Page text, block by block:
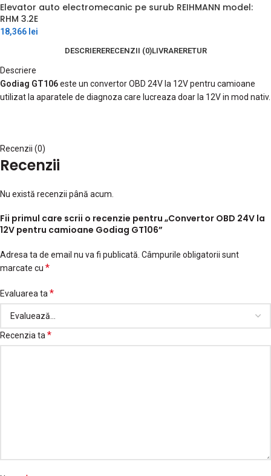
Elevator auto electromecanic pe surub REIHMANN model:
RHM 3.2E
18,366 lei
DESCRIERERECENZII (0)LIVRARERETUR
Descriere
Godiag GT106este un convertor OBD 24V la 12V pentru camioane
utilizat la aparatele de diagnoza care lucreaza doar la 12V in mod nativ.
Recenzii (0)
Recenzii
Nu există recenzii până acum.
Fii primul care scrii o recenzie pentru „Convertor OBD 24V la
12V pentru camioane Godiag GT106”
Adresa ta de email nu va fi publicată. Câmpurile obligatorii sunt
marcate cu *
Evaluarea ta *
Recenzia ta *